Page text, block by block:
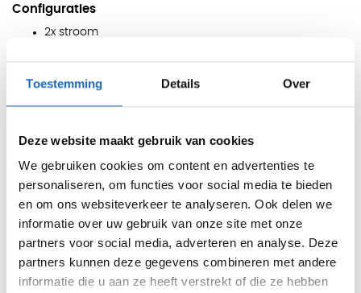
Toestemming Details Over
Deze website maakt gebruik van cookies
We gebruiken cookies om content en advertenties te
personaliseren, om functies voor social media te bieden
en om ons websiteverkeer te analyseren. Ook delen we
informatie over uw gebruik van onze site met onze
partners voor social media, adverteren en analyse. Deze
partners kunnen deze gegevens combineren met andere
informatie die u aan ze heeft verstrekt of die ze hebben
Configuraties
2x stroom
2x stroom + 2x USB-oplader (1x A: 5V, 2.4A | 1x C: 5V, 3.1A
- 15,5W)
- 15,5W)
Eigenschappen
Bladklembevestiging zonder boren
Klembereik: 15–45 mm
Keystone-plaatsen naar wens te vullen met data
CAT6, CAT6A, USB3.0, Cable Outlet of HDMI